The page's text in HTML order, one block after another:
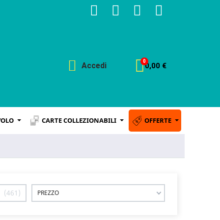
Accedi 0,00 €
CARTE COLLEZIONABILI OFFERTE
461 PREZZO